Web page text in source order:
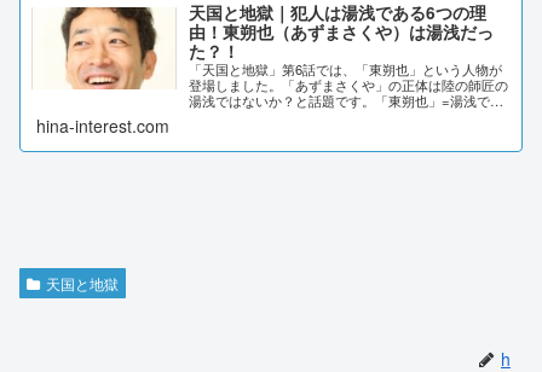
天国と地獄｜犯人は湯浅である6つの理
由！東朔也（あずまさくや）は湯浅だっ
た？！
「天国と地獄」第6話では、「東朔也」という人物が
登場しました。「あずまさくや」の正体は陸の師匠の
湯浅ではないか？と話題です。「東朔也」=湯浅で、
く...
hina-interest.com
天国と地獄
h